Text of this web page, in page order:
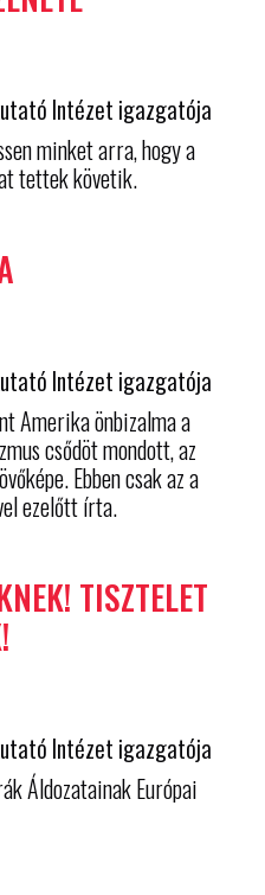
Intézet igazgatója
minket arra, hogy a
tettek követik.
Intézet igazgatója
Amerika önbizalma a
csődöt mondott, az
Ebben csak az a
ezelőtt írta.
TISZTELET
Intézet igazgatója
Áldozatainak Európai